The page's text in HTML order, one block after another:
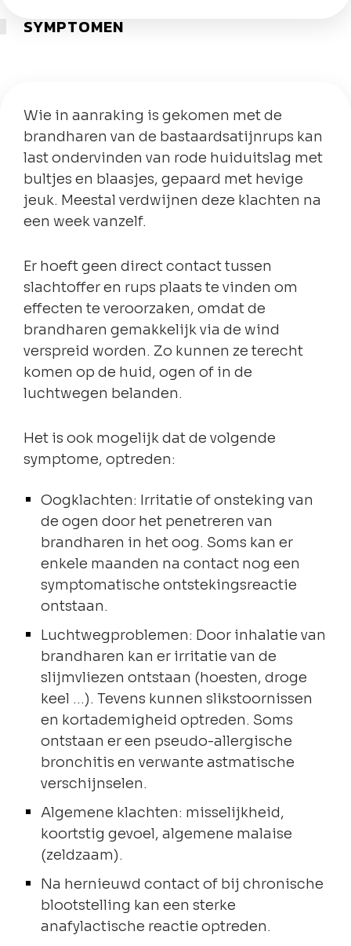
SYMPTOMEN
Wie in aanraking is gekomen met de
brandharen van de bastaardsatijnrups kan
last ondervinden van rode huiduitslag met
bultjes en blaasjes, gepaard met hevige
jeuk. Meestal verdwijnen deze klachten na
een week vanzelf.
Er hoeft geen direct contact tussen
slachtoffer en rups plaats te vinden om
effecten te veroorzaken, omdat de
brandharen gemakkelijk via de wind
verspreid worden. Zo kunnen ze terecht
komen op de huid, ogen of in de
luchtwegen belanden.
Het is ook mogelijk dat de volgende
symptome, optreden:
Oogklachten: Irritatie of onsteking van
de ogen door het penetreren van
brandharen in het oog. Soms kan er
enkele maanden na contact nog een
symptomatische ontstekingsreactie
ontstaan.
Luchtwegproblemen: Door inhalatie van
brandharen kan er irritatie van de
slijmvliezen ontstaan (hoesten, droge
keel …). Tevens kunnen slikstoornissen
en kortademigheid optreden. Soms
ontstaan er een pseudo-allergische
bronchitis en verwante astmatische
verschijnselen.
Algemene klachten: misselijkheid,
koortstig gevoel, algemene malaise
(zeldzaam).
Na hernieuwd contact of bij chronische
blootstelling kan een sterke
anafylactische reactie optreden.